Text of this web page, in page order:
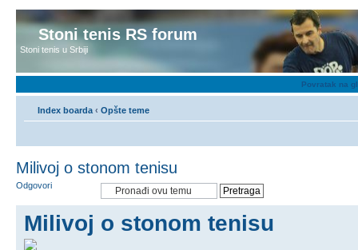
Stoni tenis RS forum
Stoni tenis u Srbiji
Povratak na
Index boarda ‹ Opšte teme
Milivoj o stonom tenisu
Odgovori
Milivoj o stonom tenisu